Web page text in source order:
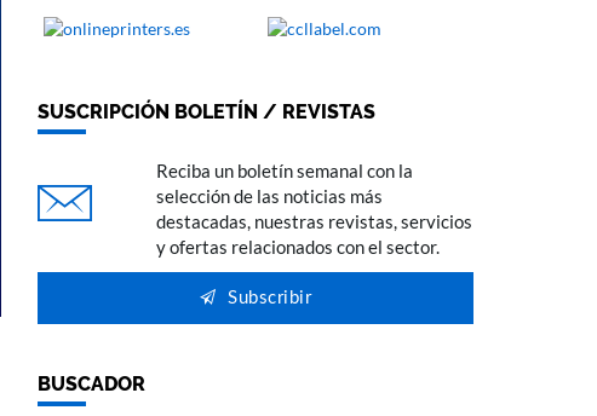
SUSCRIPCIÓN BOLETÍN / REVISTAS
Reciba un boletín semanal con la
selección de las noticias más
destacadas, nuestras revistas, servicios
y ofertas relacionados con el sector.
Subscribir
BUSCADOR